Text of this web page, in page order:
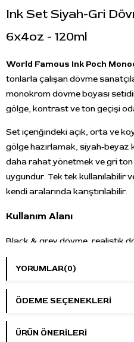
Ink Set Siyah-Gri
6x4oz - 120ml
World Famous Ink Poch
tonlarla çalışan dövme
monokrom dövme boyası
gölge, kontrast ve ton geçişi
Set içeriğindeki açık, orta ve
gölge hazırlamak, siyah-
daha rahat yönetmek ve gri ton
uygundur. Tek tek kullanılabilir
kendi aralarında karıştırılabilir.
Kullanım Alanı
Black & grey dövme, realistik
gölgelendirme, kontrast
monokrom kompozisyonlarda
Öne Çıkan Özellikler
Marka:
World Famous Ink
YORUMLAR(0)
ÖDEME SEÇENEKLERI
ÜRÜN ÖNERILERI